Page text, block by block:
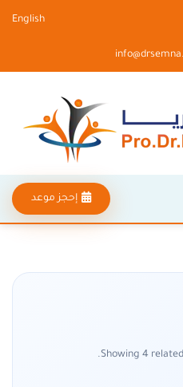
English
إحجز موعد
Showing 4